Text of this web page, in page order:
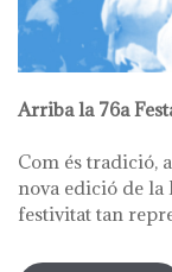
Arriba la 76a
Com és tradició,
nova edició de la
festivitat tan